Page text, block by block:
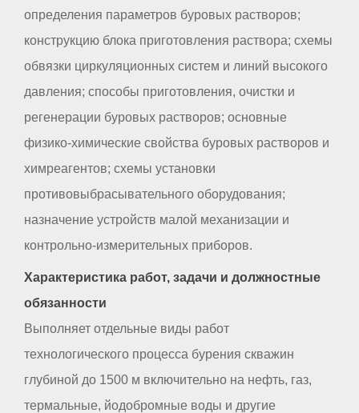
определения параметров буровых растворов;
конструкцию блока приготовления раствора; схемы
обвязки циркуляционных систем и линий высокого
давления; способы приготовления, очистки и
регенерации буровых растворов; основные
физико-химические свойства буровых растворов и
химреагентов; схемы установки
противовыбрасывательного оборудования;
назначение устройств малой механизации и
контрольно-измерительных приборов.
Характеристика работ, задачи и должностные
обязанности
Выполняет отдельные виды работ
технологического процесса бурения скважин
глубиной до 1500 м включительно на нефть, газ,
термальные, йодобромные воды и другие